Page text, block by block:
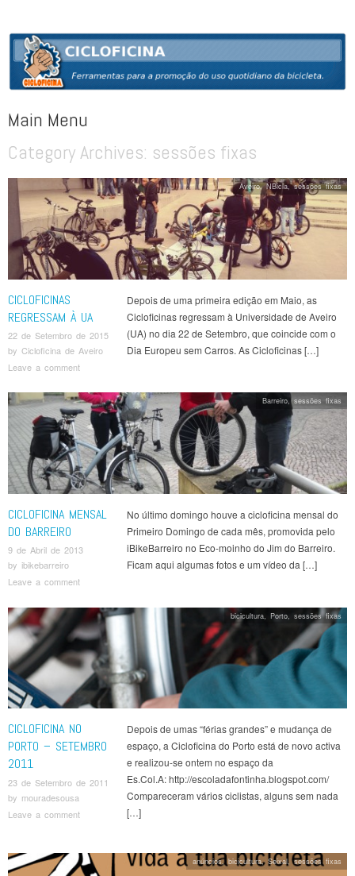
CICLOFICINA
Ferramentas para a promoção do uso quotidiano da bicicleta
Main Menu
Skip to content
Category Archives: sessões fixas
CICLOFICINAS
REGRESSAM À UA
22 de Setembro de 2015
by Cicloficina de Aveiro
Leave a comment
Depois de uma primeira edição em Maio, as
Cicloficinas regressam à Universidade de Aveiro
(UA) no dia 22 de Setembro, que coincide com o
Dia Europeu sem Carros. As Cicloficinas […]
Aveiro,NBicla,sessões fixas
CICLOFICINA MENSAL
DO BARREIRO
9 de Abril de 2013
by ibikebarreiro
Leave a comment
No último domingo houve a cicloficina mensal do
Primeiro Domingo de cada mês, promovida pelo
iBikeBarreiro no Eco-moinho do Jim do Barreiro.
Ficam aqui algumas fotos e um vídeo da […]
Barreiro, sessões fixas
CICLOFICINA NO
PORTO – SETEMBRO
2011
23 de Setembro de 2011
by mouradesousa
Leave a comment
Depois de umas “férias grandes” e mudança de
espaço, a Cicloficina do Porto está de novo activa
e realizou-se ontem no espaço da
Es.Col.A: http://escoladafontinha.blogspot.com/
Compareceram vários ciclistas, alguns sem nada
[…]
bicicultura, Porto, sessões fixas
anúncios,bicicultura, Seixal,sessões fixas